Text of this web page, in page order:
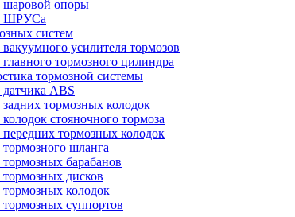
шаровой опоры
ШРУСа
систем
усилителя тормозов
тормозного цилиндра
тормозной системы
датчика ABS
задних тормозных колодок
стояночного тормоза
передних тормозных колодок
тормозного шланга
тормозных барабанов
тормозных дисков
тормозных колодок
тормозных суппортов